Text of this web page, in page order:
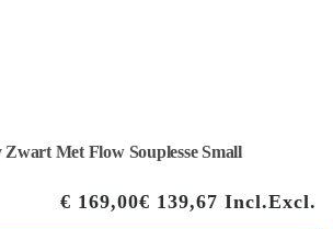
Met Flow Souplesse Small
€ 169,00€ 139,67 Incl.Excl.